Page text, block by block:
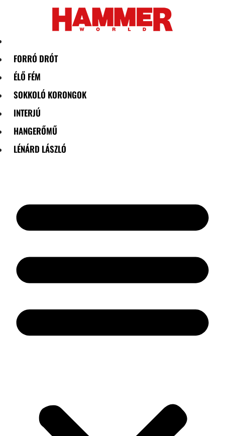
FORRÓ DRÓT
ÉLŐ FÉM
SOKKOLÓ KORONGOK
INTERJÚ
HANGERŐMŰ
LÉNÁRD LÁSZLÓ